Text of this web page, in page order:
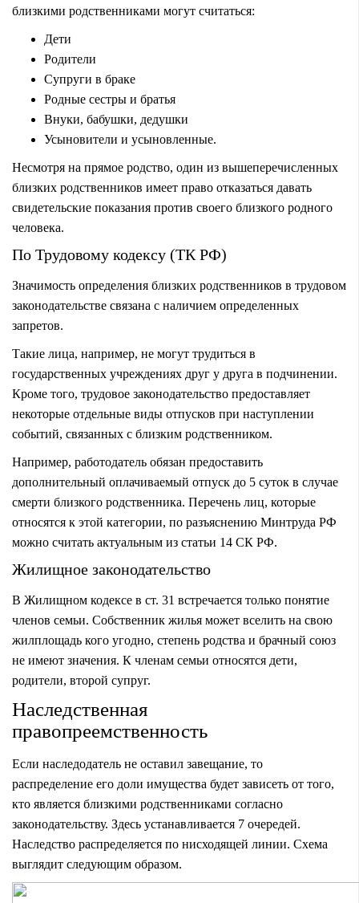
близкими родственниками могут считаться:
Дети
Родители
Супруги в браке
Родные сестры и братья
Внуки, бабушки, дедушки
Усыновители и усыновленные.
Несмотря на прямое родство, один из вышеперечисленных
близких родственников имеет право отказаться давать
свидетельские показания против своего близкого родного
человека.
По Трудовому кодексу (ТК РФ)
Значимость определения близких родственников в трудовом
законодательстве связана с наличием определенных
запретов.
Такие лица, например, не могут трудиться в
государственных учреждениях друг у друга в подчинении.
Кроме того, трудовое законодательство предоставляет
некоторые отдельные виды отпусков при наступлении
событий, связанных с близким родственником.
Например, работодатель обязан предоставить
дополнительный оплачиваемый отпуск до 5 суток в случае
смерти близкого родственника. Перечень лиц, которые
относятся к этой категории, по разъяснению Минтруда РФ
можно считать актуальным из статьи 14 СК РФ.
Жилищное законодательство
В Жилищном кодексе в ст. 31 встречается только понятие
членов семьи. Собственник жилья может вселить на свою
жилплощадь кого угодно, степень родства и брачный союз
не имеют значения. К членам семьи относятся дети,
родители, второй супруг.
Наследственная
правопреемственность
Если наследодатель не оставил завещание, то
распределение его доли имущества будет зависеть от того,
кто является близкими родственниками согласно
законодательству. Здесь устанавливается 7 очередей.
Наследство распределяется по нисходящей линии. Схема
выглядит следующим образом.